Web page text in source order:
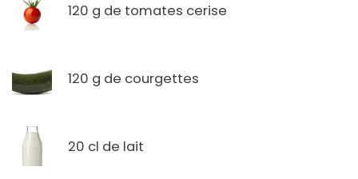
120 g de tomates cerise
120 g de courgettes
20 cl de lait